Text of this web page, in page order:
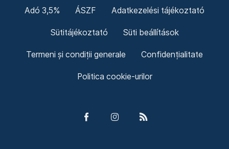
Adó 3,5% ÁSZF Adatkezelési tájékoztató
Sütitájékoztató Süti beállítások
Termeni și condiții generale Confidențialitate
Politica cookie-urilor